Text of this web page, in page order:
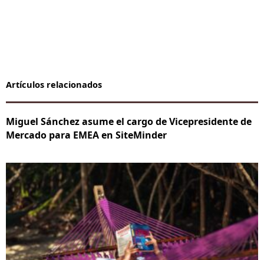
Artículos relacionados
Miguel Sánchez asume el cargo de Vicepresidente de
Mercado para EMEA en SiteMinder